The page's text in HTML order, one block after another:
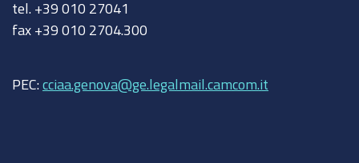
tel. +39 010 27041
fax +39 010 2704.300
PEC: cciaa.genova@ge.legalmail.camcom.it